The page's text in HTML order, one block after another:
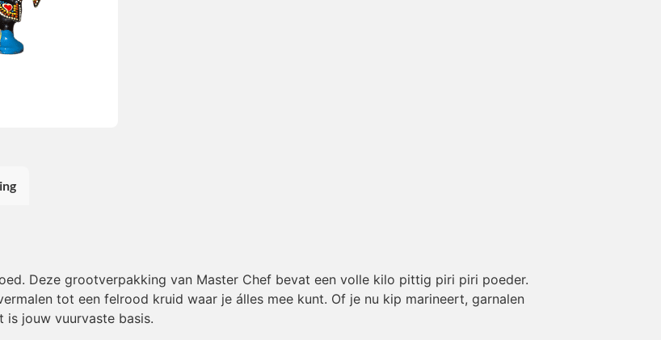
Deze grootverpakking van Master Chef bevat een volle kilo pittig piri piri poeder.
tot een felrood kruid waar je álles mee kunt. Of je nu kip marineert, garnalen
jouw vuurvaste basis.